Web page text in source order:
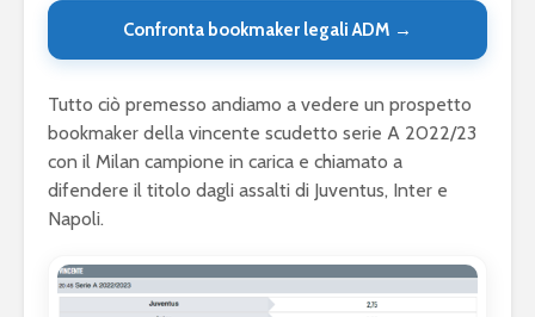
Confronta bookmaker legali ADM →
Tutto ciò premesso andiamo a vedere un prospetto
bookmaker della vincente scudetto serie A 2022/23
con il Milan campione in carica e chiamato a
difendere il titolo dagli assalti di Juventus, Inter e
Napoli.